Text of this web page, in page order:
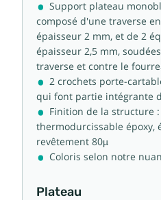
Support plateau
composé d'une traverse
épaisseur 2 mm, et de 2
épaisseur 2,5 mm,
traverse et contre le
2 crochets porte-
qui font partie intégrante
Finition de la structure
thermodurcissable époxy,
revêtement 80µ
Coloris selon notre
Plateau